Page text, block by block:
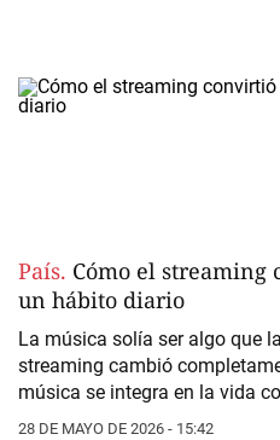
País. Cómo el streaming
un hábito diario
La música solía ser algo que
streaming cambió
música se integra en la vida
28 DE MAYO DE 2026 - 15:42